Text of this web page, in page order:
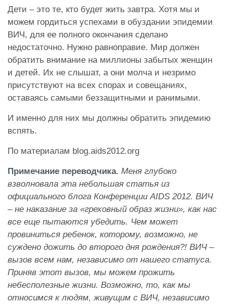
Дети – это те, кто будет жить завтра. Хотя мы и
можем гордиться успехами в обуздании эпидемии
ВИЧ, для ее полного окончания сделано
недостаточно. Нужно равноправие. Мир должен
обратить внимание на миллионы забытых женщин
и детей. Их не слышат, а они молча и незримо
присутствуют на всех спорах и совещаниях,
оставаясь самыми беззащитными и ранимыми.
И именно для них мы должны обратить эпидемию
вспять.
По материалам blog.aids2012.org
Примечание переводчика. Меня глубоко
взволновала эта небольшая статья из
официального блога Конференции AIDS 2012. ВИЧ
– не наказание за «греховный образ жизни», как нас
все еще пытаются убедить. Чем может
провиниться ребенок, которому, возможно, не
суждено дожить до второго дня рождения?! ВИЧ –
вызов всем нам, независимо от нашего статуса.
Приняв этот вызов, мы можем прожить
небесполезные жизни. Возможно, то, как мы
относимся к людям, живущим с ВИЧ, независимо